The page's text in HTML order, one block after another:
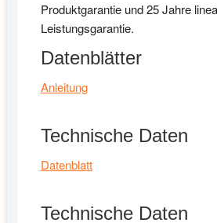
Produktgarantie und 25 Jahre
Leistungsgarantie.
Datenblätter
Anleitung
Technische Daten
Datenblatt
Technische Daten